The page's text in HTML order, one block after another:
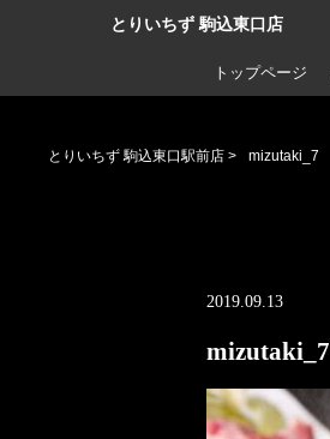
とりいちず 駒込東口店
トップページ
とりいちず 駒込東口駅前店 > mizutaki_7
2019.09.13
mizutaki_7